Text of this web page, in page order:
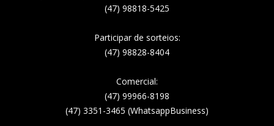
(47) 98818-5425
Participar de sorteios:
(47) 98828-8404
Comercial:
(47) 99966-8198
(47) 3351-3465 (WhatsappBusiness)